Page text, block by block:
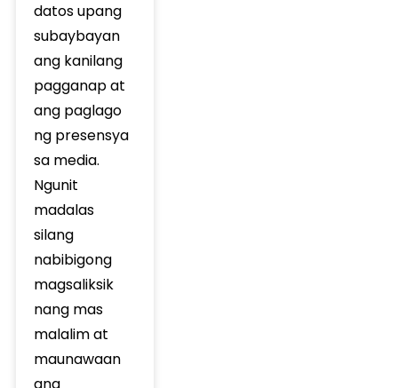
datos upang
subaybayan
ang kanilang
pagganap at
ang paglago
ng presensya
sa media.
Ngunit
madalas
silang
nabibigong
magsaliksik
nang mas
malalim at
maunawaan